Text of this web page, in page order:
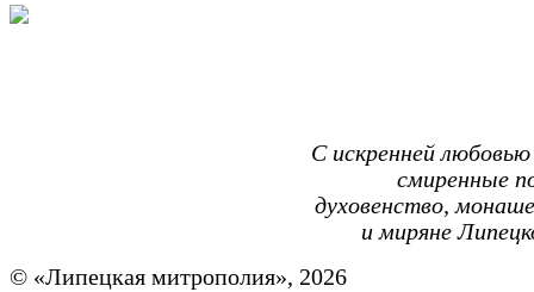
С искренней
смиренные
духовенство,
и миряне
© «Липецкая митрополия», 2026